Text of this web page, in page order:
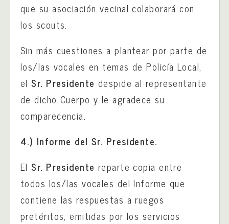
que su asociación vecinal colaborará con
los scouts.
Sin más cuestiones a plantear por parte de
los/las vocales en temas de Policía Local,
elSr. Presidente despide al representante
de dicho Cuerpo y le agradece su
comparecencia.
4.) Informe del Sr. Presidente.
ElSr. Presidente reparte copia entre
todos los/las vocales del Informe que
contiene las respuestas a ruegos
pretéritos, emitidas por los servicios